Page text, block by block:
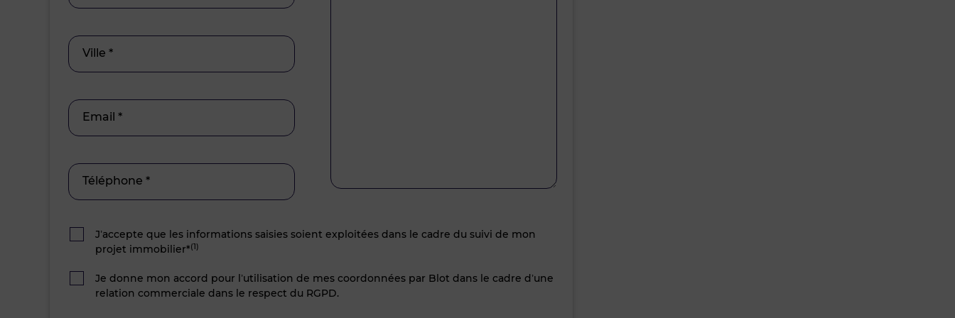
Ville *
Email *
Téléphone *
J’accepte que les informations saisies soient exploitées dans le cadre du suivi de mon
projet immobilier*(1)
Je donne mon accord pour l’utilisation de mes coordonnées par Blot dans le cadre d’une
relation commerciale dans le respect du RGPD.